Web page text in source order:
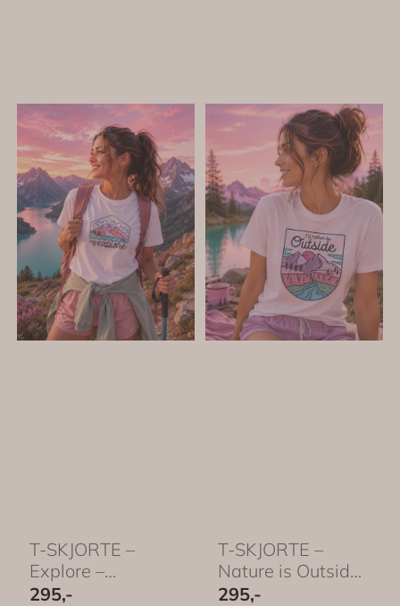
T-SKJORTE –
Explore –
Festligetrykk
295,-
T-SKJORTE –
Nature is Outside
– Festligetrykk
295,-